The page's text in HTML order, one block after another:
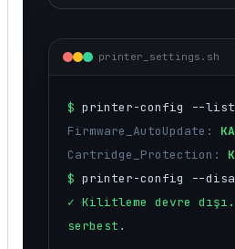
printer_settings.sh
$ printer-config --
Firmware_AutoUpdate:
Cartridge_Protection:
$ printer-config --
✓ Kilitleme devre dışı.
serbest.